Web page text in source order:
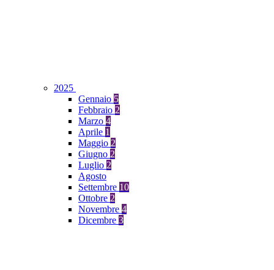
2025
Gennaio 5
Febbraio 2
Marzo 4
Aprile 1
Maggio 2
Giugno 2
Luglio 2
Agosto
Settembre 10
Ottobre 2
Novembre 4
Dicembre 3